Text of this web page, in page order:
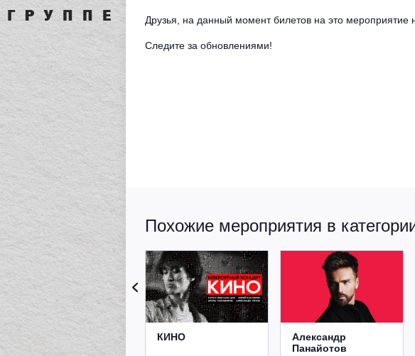
Друзья, на данный момент билетов на это мероприятие
Следите за обновлениями!
Похожие мероприятия в
КИНО
Александр
Панайотов